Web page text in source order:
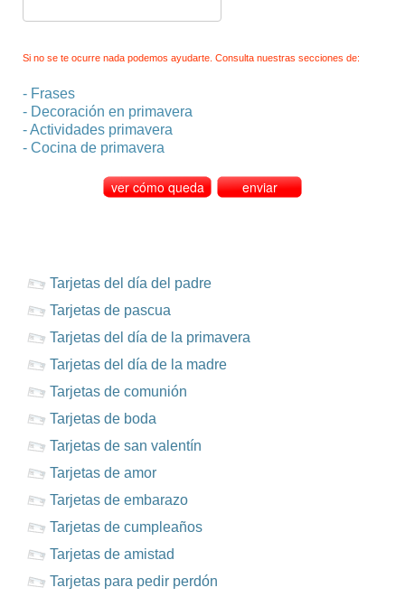
Si no se te ocurre nada podemos ayudarte. Consulta nuestras secciones de:
- Frases
- Decoración en primavera
-Actividades primavera
- Cocina de primavera
Tarjetas del día del padre
Tarjetas de pascua
Tarjetas del día de la primavera
Tarjetas del día de la madre
Tarjetas de comunión
Tarjetas de boda
Tarjetas de san valentín
Tarjetas de amor
Tarjetas de embarazo
Tarjetas de cumpleaños
Tarjetas de amistad
Tarjetas para pedir perdón